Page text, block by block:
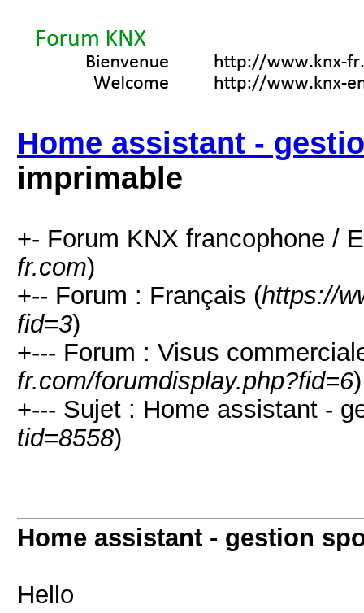
Home assistant -
imprimable
+- Forum KNX francophone /
fr.com)
+-- Forum : Français (https://
fid=3)
+--- Forum : Visus
fr.com/forumdisplay.php?fid=6)
+--- Sujet : Home assistant -
tid=8558)
Home assistant - gestion
Hello